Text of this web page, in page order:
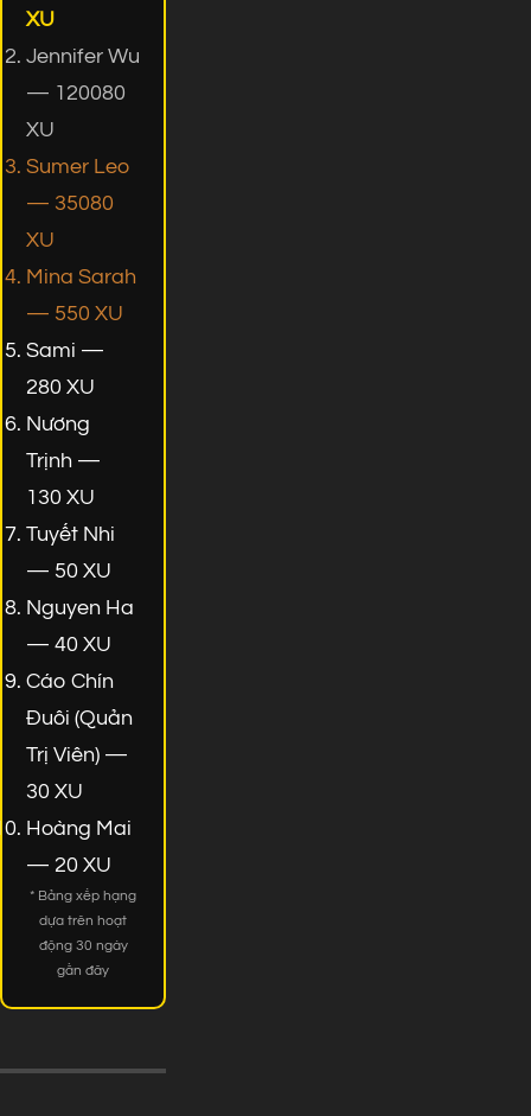
XU
Jennifer Wu
— 120080
XU
Sumer Leo
— 35080
XU
Mina Sarah
— 550 XU
Sami —
280 XU
Nương
Trịnh —
130 XU
Tuyết Nhi
— 50 XU
Nguyen Ha
— 40 XU
Cáo Chín
Đuôi (Quản
Trị Viên) —
30 XU
Hoàng Mai
— 20 XU
* Bảng xếp hạng
dựa trên hoạt
động 30 ngày
gần đây